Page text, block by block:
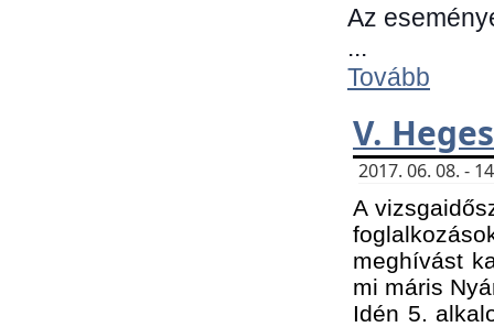
Az
...
Tovább
V.
2017. 06. 08. -
A
meghívást
mi máris
Idén 5.